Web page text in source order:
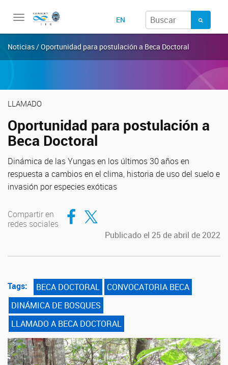
Toggle
EN
Noticias / Oportunidad para postulación a Beca Doctoral
LLAMADO
Oportunidad para postulación a
Beca Doctoral
Dinámica de las Yungas en los últimos 30 años en
respuesta a cambios en el clima, historia de uso del suelo e
invasión por especies exóticas
Compartir en
redes sociales
Compartir en Facebook
Compartir en Twitter
Publicado el 25 de abril de 2022
Tags: BECA DOCTORAL
CONVOCATORIA BECA
DINÁMICA DE BOSQUES
LLAMADO A BECA DOCTORAL